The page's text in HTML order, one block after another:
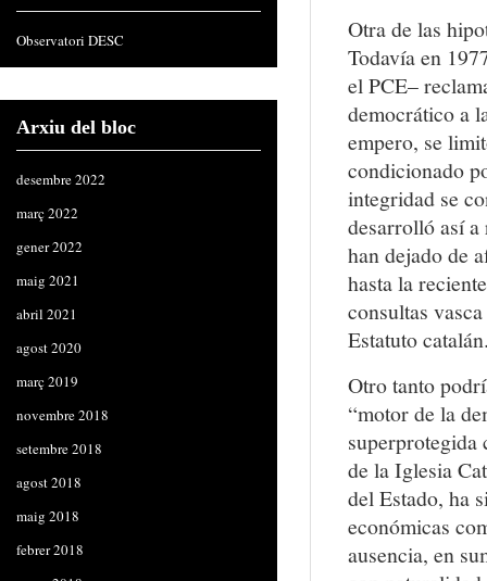
Otra de las
Todavía en
el PCE–
democrático a
empero, se
condicionado
integridad se
desarrolló así a
han dejado de
hasta la
consultas
Estatuto
Otro tanto
“motor de la
de la Iglesia
del Estado, ha
económicas
ausencia, en
Observatori DESC
Arxiu del bloc
desembre 2022
març 2022
gener 2022
maig 2021
abril 2021
agost 2020
març 2019
novembre 2018
setembre 2018
agost 2018
maig 2018
febrer 2018